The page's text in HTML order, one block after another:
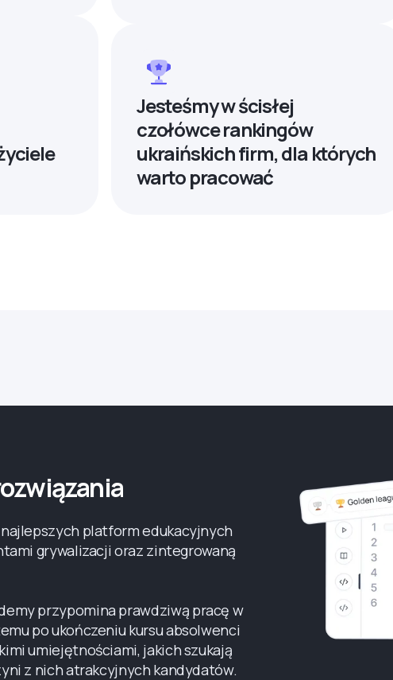
Jesteśmy w ścisłej
czołówce rankingów
ukraińskich firm, dla których
warto pracować
platform edukacyjnych
grywalizacji oraz zintegrowaną
przypomina prawdziwą pracę w
po ukończeniu kursu absolwenci
umiejętnościami, jakich szukają
z nich atrakcyjnych kandydatów.